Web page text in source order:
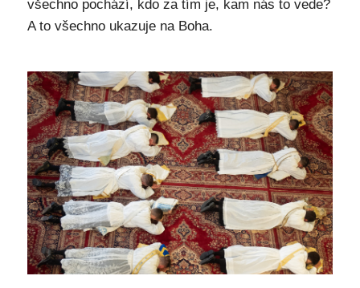
všechno pochází, kdo za tím je, kam nás to vede?
A to všechno ukazuje na Boha.